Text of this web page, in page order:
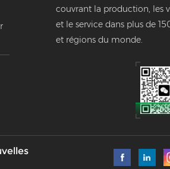
couvrant la production, les
et le service dans plus de
et régions du monde.